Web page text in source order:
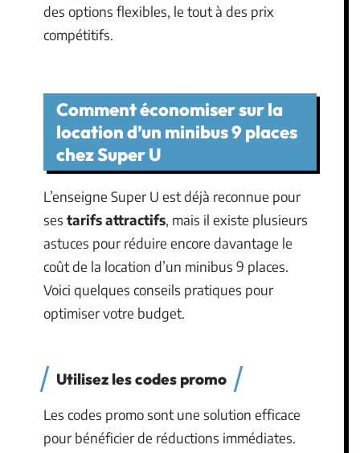
des options flexibles, le tout à des prix
compétitifs.
Comment économiser sur la
location d’un minibus 9 places
chez Super U
L’enseigne Super U est déjà reconnue pour
ses tarifs attractifs, mais il existe plusieurs
astuces pour réduire encore davantage le
coût de la location d’un minibus 9 places.
Voici quelques conseils pratiques pour
optimiser votre budget.
Utilisez les codes promo
Les codes promo sont une solution efficace
pour bénéficier de réductions immédiates.